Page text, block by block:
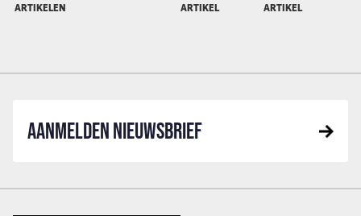
ARTIKELEN
ARTIKEL
ARTIKEL
AANMELDEN NIEUWSBRIEF